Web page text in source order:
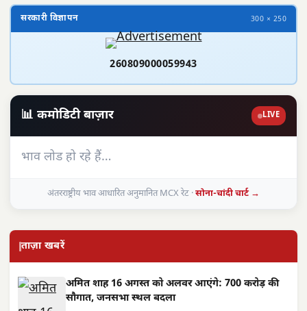
सरकारी विज्ञापन 300 × 250
260809000059943
📊 कमोडिटी बाज़ार LIVE
भाव लोड हो रहे हैं…
अंतरराष्ट्रीय भाव आधारित अनुमानित MCX रेट ·सोना-चांदी चार्ट →
ताज़ा खबरें
अमित शाह 16 अगस्त को अलवर आएंगे: 700 करोड़ की
सौगात, जनसभा स्थल बदला